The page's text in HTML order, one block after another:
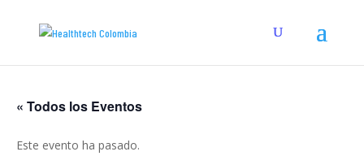
« Todos los Eventos
Este evento ha pasado.